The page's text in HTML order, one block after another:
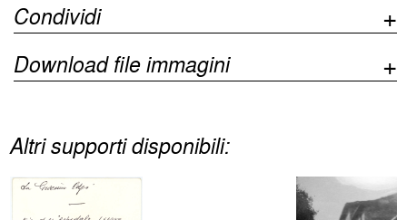
Condividi
Download file immagini
Altri supporti disponibili: